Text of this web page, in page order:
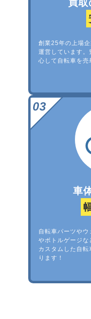
買
創業25年の上場
運営しています
心して自転車を売
車
自転車パーツやウ
やボトルゲージな
カスタムした自
ります！